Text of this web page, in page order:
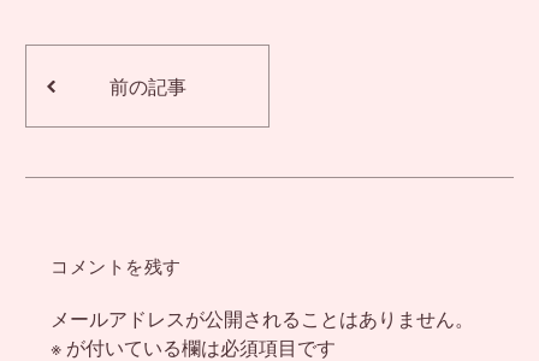
前の記事
コメントを残す
メールアドレスが公開されることはありません。
※ が付いている欄は必須項目です